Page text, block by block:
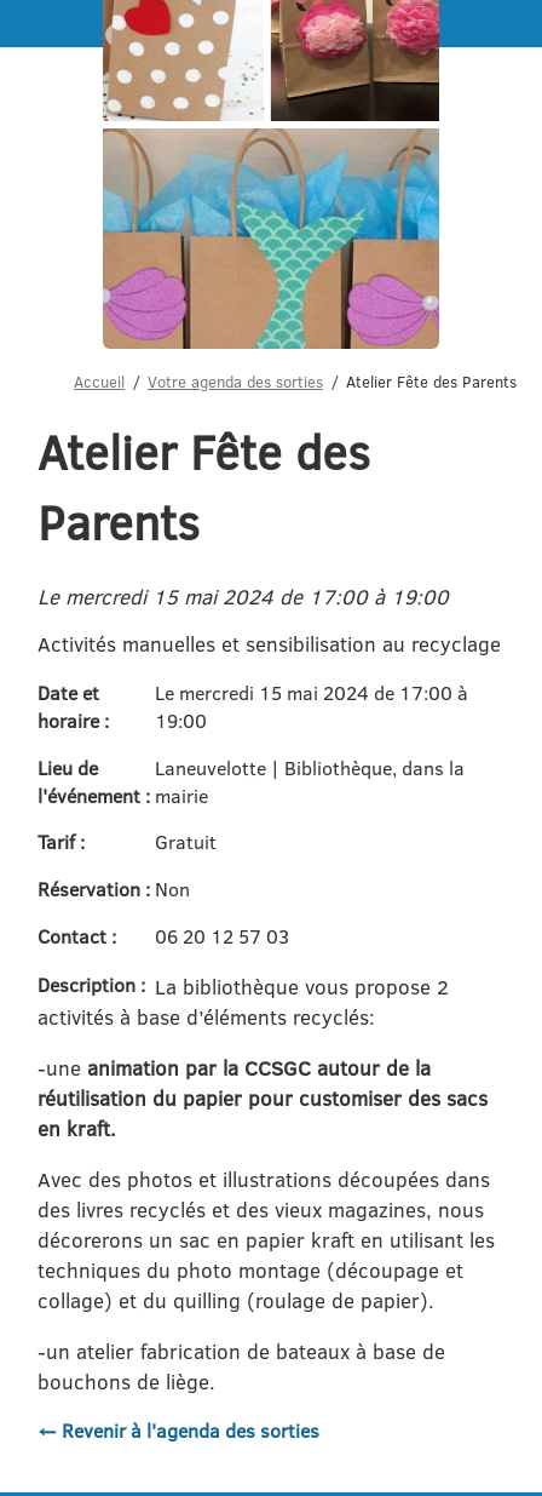
Menu
Accueil Votre agenda des sorties Atelier Fête des Parents
Atelier Fête des
Parents
Le mercredi 15 mai 2024 de 17:00 à 19:00
Activités manuelles et sensibilisation au recyclage
Date et
horaire :
Le mercredi 15 mai 2024 de 17:00 à
19:00
Lieu de
l'événement :
Laneuvelotte | Bibliothèque, dans la
mairie
Tarif :
Gratuit
Réservation : Non
Contact :
06 20 12 57 03
Description : La bibliothèque vous propose 2
activités à base d’éléments recyclés:
-une animation par la CCSGC autour de la
réutilisation du papier pour customiser des sacs
en kraft.
Avec des photos et illustrations découpées dans
des livres recyclés et des vieux magazines, nous
décorerons un sac en papier kraft en utilisant les
techniques du photo montage (découpage et
collage) et du quilling (roulage de papier).
-un atelier fabrication de bateaux à base de
bouchons de liège.
← Revenir à l'agenda des sorties